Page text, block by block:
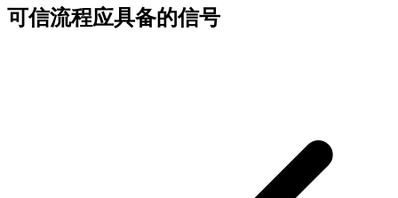
可信流程应具备的信号